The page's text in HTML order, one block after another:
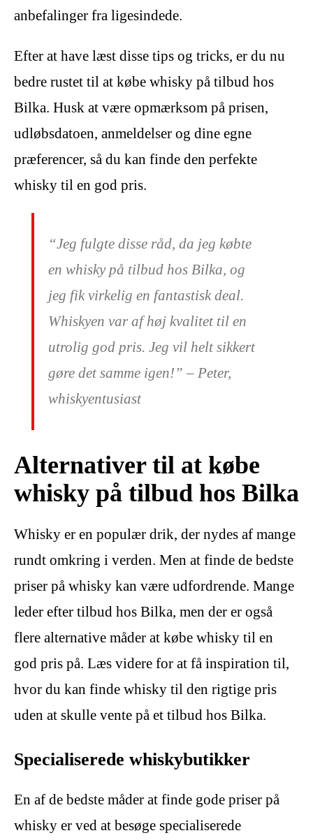
anbefalinger fra ligesindede.
Efter at have læst disse tips og tricks, er du nu
bedre rustet til at købe whisky på tilbud hos
Bilka. Husk at være opmærksom på prisen,
udløbsdatoen, anmeldelser og dine egne
præferencer, så du kan finde den perfekte
whisky til en god pris.
“Jeg fulgte disse råd, da jeg købte
en whisky på tilbud hos Bilka, og
jeg fik virkelig en fantastisk deal.
Whiskyen var af høj kvalitet til en
utrolig god pris. Jeg vil helt sikkert
gøre det samme igen!” – Peter,
whiskyentusiast
Alternativer til at købe
whisky på tilbud hos Bilka
Whisky er en populær drik, der nydes af mange
rundt omkring i verden. Men at finde de bedste
priser på whisky kan være udfordrende. Mange
leder efter tilbud hos Bilka, men der er også
flere alternative måder at købe whisky til en
god pris på. Læs videre for at få inspiration til,
hvor du kan finde whisky til den rigtige pris
uden at skulle vente på et tilbud hos Bilka.
Specialiserede whiskybutikker
En af de bedste måder at finde gode priser på
whisky er ved at besøge specialiserede